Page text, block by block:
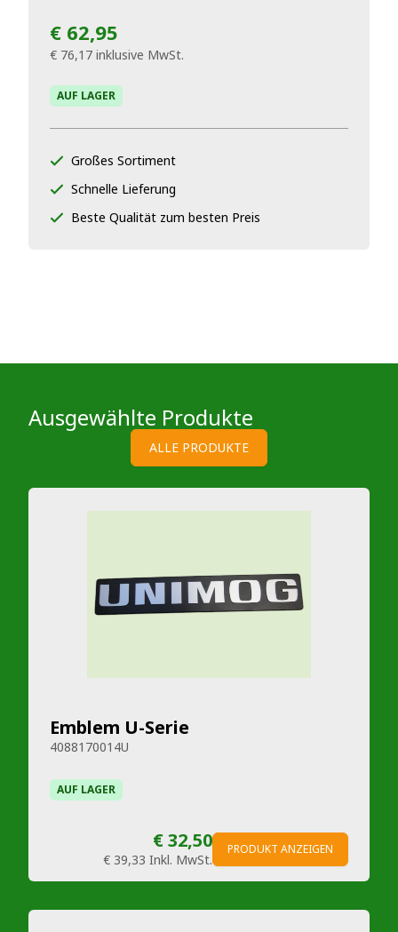
€ 62,95
€ 76,17 inklusive MwSt.
AUF LAGER
Großes Sortiment
Schnelle Lieferung
Beste Qualität zum besten Preis
Ausgewählte Produkte
ALLE PRODUKTE
Emblem U-Serie
4088170014U
AUF LAGER
€ 32,50
€ 39,33 Inkl. MwSt.
PRODUKT ANZEIGEN